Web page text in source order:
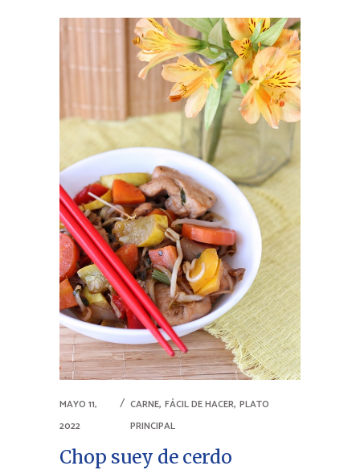
MAYO 11,
2022
CARNE, FÁCIL DE HACER, PLATO
PRINCIPAL
Chop suey de cerdo